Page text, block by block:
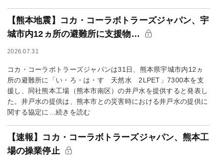
【熊本地震】コカ・コーラボトラーズジャパン、宇
城市内12ヵ所の避難所に支援物…
2026.07.31
コカ・コーラボトラーズジャパンは31日、熊本県宇城市内12ヵ
所の避難所に「い・ろ・は・す 天然水 2LPET」7300本を支
援し、同社熊本工場（熊本市南区）の井戸水を提供すると発表し
た。井戸水の提供は、熊本市との災害時における井戸水の提供に
関する協定に…続きを読む
【速報】コカ・コーラボトラーズジャパン、熊本工
場の操業停止